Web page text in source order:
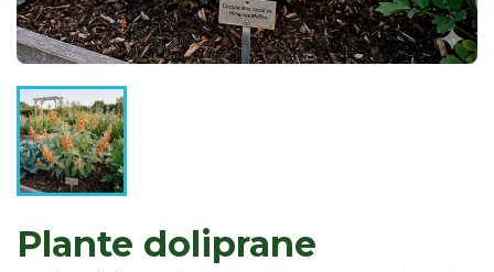
Plante doliprane